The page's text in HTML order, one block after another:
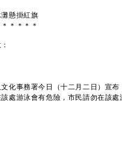
懸掛紅旗
＊ ＊ ＊ ＊ ＊
事務署今日（十二月二日）宣布
處游泳會有危險，市民請勿在該處